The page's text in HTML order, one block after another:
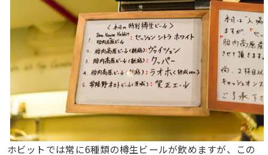
ホビットでは常に6種類の樽生ビールが飲めますが、この